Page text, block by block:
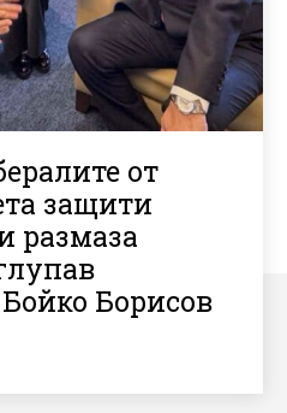
от
защити
размаза
Борисов